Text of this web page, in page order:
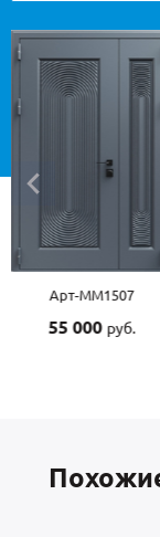
Арт-ММ1507
55 000руб.